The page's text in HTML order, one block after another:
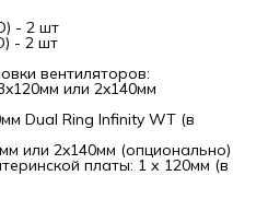
- 2 шт
- 2 шт
вентиляторов:
или 2x140мм
Dual Ring Infinity WT (в
или 2x140мм (опционально)
платы: 1 х 120мм (в